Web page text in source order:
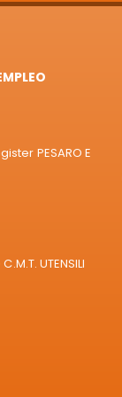
PESARO E
UTENSILI